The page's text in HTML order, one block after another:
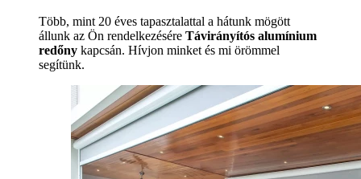
Több, mint 20 éves tapasztalattal a hátunk mögött
állunk az Ön rendelkezésére Távirányítós alumínium
redőny kapcsán. Hívjon minket és mi örömmel
segítünk.